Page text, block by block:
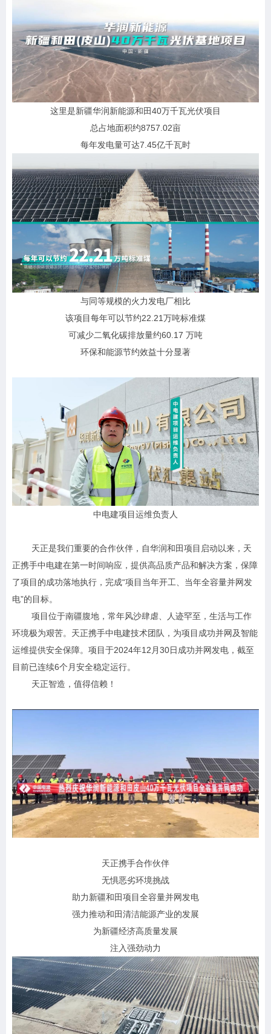
这里是新疆华润新能源和田40万千瓦光伏项目
总占地面积约8757.02亩
每年发电量可达7.45亿千瓦时
与同等规模的火力发电厂相比
该项目每年可以节约22.21万吨标准煤
可减少二氧化碳排放量约60.17 万吨
环保和能源节约效益十分显著
中电建项目运维负责人
天正是我们重要的合作伙伴，自华润和田项目启动以来，天
正携手中电建在第一时间响应，提供高品质产品和解决方案，保障
了项目的成功落地执行，完成“项目当年开工、当年全容量并网发
电”的目标。
项目位于南疆腹地，常年风沙肆虐、人迹罕至，生活与工作
环境极为艰苦。天正携手中电建技术团队，为项目成功并网及智能
运维提供安全保障。项目于2024年12月30日成功并网发电，截至
目前已连续6个月安全稳定运行。
天正智造，值得信赖！
天正携手合作伙伴
无惧恶劣环境挑战
助力新疆和田项目全容量并网发电
强力推动和田清洁能源产业的发展
为新疆经济高质量发展
注入强劲动力